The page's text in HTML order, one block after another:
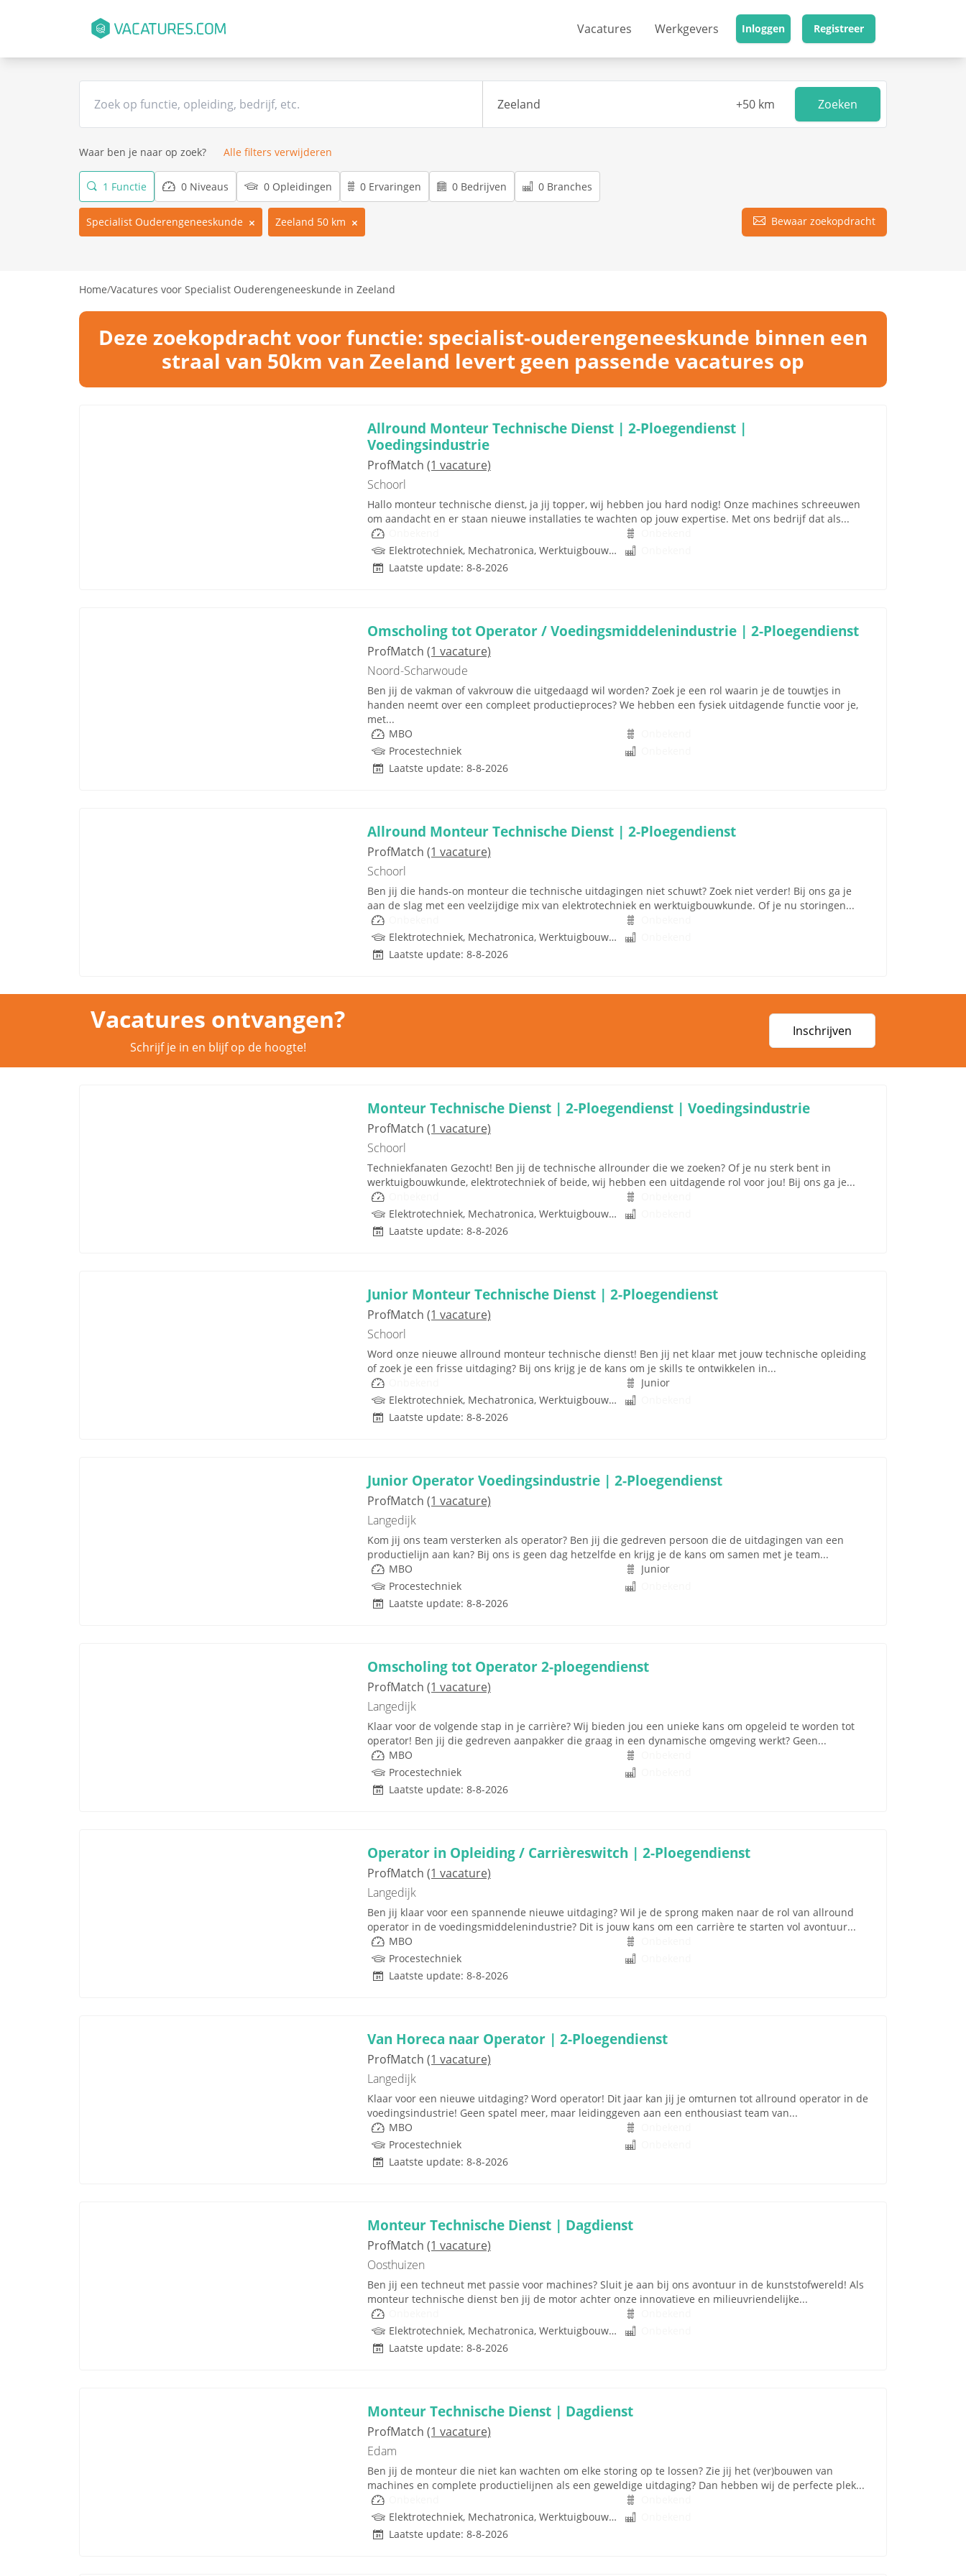
Vacatures Werkgevers Inloggen Registreer
Zoeken
Waar ben je naar op zoek? Alle filters verwijderen
1 Functie 0 Niveaus 0 Opleidingen 0 Ervaringen 0 Bedrijven 0 Branches
Specialist Ouderengeneeskunde Zeeland 50 km Bewaar zoekopdracht
Home/Vacatures voor Specialist Ouderengeneeskunde in Zeeland
Deze zoekopdracht voor functie: specialist-ouderengeneeskunde binnen een
straal van 50km van Zeeland levert geen passende vacatures op
Allround Monteur Technische Dienst | 2-Ploegendienst |
Voedingsindustrie
ProfMatch (1 vacature)
Schoorl
Hallo monteur technische dienst, ja jij topper, wij hebben jou hard nodig! Onze machines schreeuwen
om aandacht en er staan nieuwe installaties te wachten op jouw expertise. Met ons bedrijf dat als...
Elektrotechniek, Mechatronica, Werktuigbouwkunde
Laatste update: 8-8-2026
Omscholing tot Operator / Voedingsmiddelenindustrie | 2-Ploegendienst
ProfMatch (1 vacature)
Noord-Scharwoude
Ben jij de vakman of vakvrouw die uitgedaagd wil worden? Zoek je een rol waarin je de touwtjes in
handen neemt over een compleet productieproces? We hebben een fysiek uitdagende functie voor je,
met...
MBO
Procestechniek
Laatste update: 8-8-2026
Allround Monteur Technische Dienst | 2-Ploegendienst
ProfMatch (1 vacature)
Schoorl
Ben jij die hands-on monteur die technische uitdagingen niet schuwt? Zoek niet verder! Bij ons ga je
aan de slag met een veelzijdige mix van elektrotechniek en werktuigbouwkunde. Of je nu storingen...
Elektrotechniek, Mechatronica, Werktuigbouwkunde, Hydrauliek
Laatste update: 8-8-2026
Vacatures ontvangen?
Schrijf je in en blijf op de hoogte!
Inschrijven
Monteur Technische Dienst | 2-Ploegendienst | Voedingsindustrie
ProfMatch (1 vacature)
Schoorl
Techniekfanaten Gezocht! Ben jij de technische allrounder die we zoeken? Of je nu sterk bent in
werktuigbouwkunde, elektrotechniek of beide, wij hebben een uitdagende rol voor jou! Bij ons ga je...
Elektrotechniek, Mechatronica, Werktuigbouwkunde
Laatste update: 8-8-2026
Junior Monteur Technische Dienst | 2-Ploegendienst
ProfMatch (1 vacature)
Schoorl
Word onze nieuwe allround monteur technische dienst! Ben jij net klaar met jouw technische opleiding
of zoek je een frisse uitdaging? Bij ons krijg je de kans om je skills te ontwikkelen in...
Junior
Elektrotechniek, Mechatronica, Werktuigbouwkunde, Techniek
Laatste update: 8-8-2026
Junior Operator Voedingsindustrie | 2-Ploegendienst
ProfMatch (1 vacature)
Langedijk
Kom jij ons team versterken als operator? Ben jij die gedreven persoon die de uitdagingen van een
productielijn aan kan? Bij ons is geen dag hetzelfde en krijg je de kans om samen met je team...
MBO
Junior
Procestechniek
Laatste update: 8-8-2026
Omscholing tot Operator 2-ploegendienst
ProfMatch (1 vacature)
Langedijk
Klaar voor de volgende stap in je carrière? Wij bieden jou een unieke kans om opgeleid te worden tot
operator! Ben jij die gedreven aanpakker die graag in een dynamische omgeving werkt? Geen...
MBO
Procestechniek
Laatste update: 8-8-2026
Operator in Opleiding / Carrièreswitch | 2-Ploegendienst
ProfMatch (1 vacature)
Langedijk
Ben jij klaar voor een spannende nieuwe uitdaging? Wil je de sprong maken naar de rol van allround
operator in de voedingsmiddelenindustrie? Dit is jouw kans om een carrière te starten vol avontuur...
MBO
Procestechniek
Laatste update: 8-8-2026
Van Horeca naar Operator | 2-Ploegendienst
ProfMatch (1 vacature)
Langedijk
Klaar voor een nieuwe uitdaging? Word operator! Dit jaar kan jij je omturnen tot allround operator in de
voedingsindustrie! Geen spatel meer, maar leidinggeven aan een enthousiast team van...
MBO
Procestechniek
Laatste update: 8-8-2026
Monteur Technische Dienst | Dagdienst
ProfMatch (1 vacature)
Oosthuizen
Ben jij een techneut met passie voor machines? Sluit je aan bij ons avontuur in de kunststofwereld! Als
monteur technische dienst ben jij de motor achter onze innovatieve en milieuvriendelijke...
Elektrotechniek, Mechatronica, Werktuigbouwkunde
Laatste update: 8-8-2026
Monteur Technische Dienst | Dagdienst
ProfMatch (1 vacature)
Edam
Ben jij de monteur die niet kan wachten om elke storing op te lossen? Zie jij het (ver)bouwen van
machines en complete productielijnen als een geweldige uitdaging? Dan hebben wij de perfecte plek...
Elektrotechniek, Mechatronica, Werktuigbouwkunde
Laatste update: 8-8-2026